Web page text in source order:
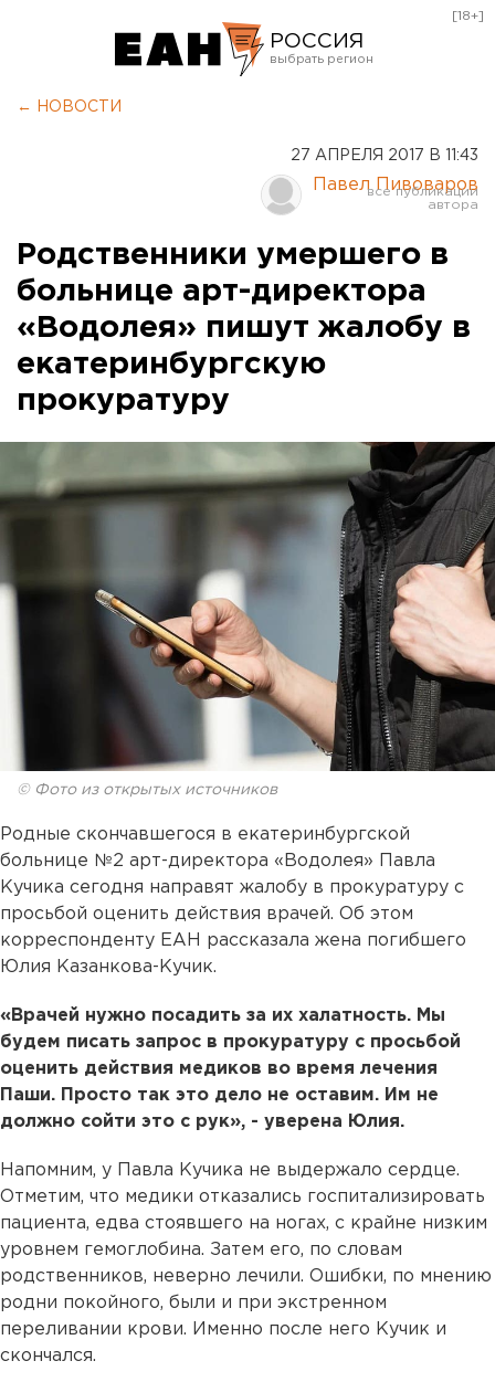
РОССИЯ
Курган
Оренбург
[18+]
← НОВОСТИ
27 АПРЕЛЯ 2017 В 11:43
Павел Пивоваров
Родственники умершего в
больнице арт-директора
«Водолея» пишут жалобу в
екатеринбургскую
прокуратуру
© Фото из открытых источников
Родные скончавшегося в екатеринбургской
больнице №2 арт-директора «Водолея» Павла
Кучика сегодня направят жалобу в прокуратуру с
просьбой оценить действия врачей. Об этом
корреспонденту ЕАН рассказала жена погибшего
Юлия Казанкова-Кучик.
«Врачей нужно посадить за их халатность. Мы
будем писать запрос в прокуратуру с просьбой
оценить действия медиков во время лечения
Паши. Просто так это дело не оставим. Им не
должно сойти это с рук», - уверена Юлия.
Напомним, у Павла Кучика не выдержало сердце.
Отметим, что медики отказались госпитализировать
пациента, едва стоявшего на ногах, с крайне низким
уровнем гемоглобина. Затем его, по словам
родственников, неверно лечили. Ошибки, по мнению
родни покойного, были и при экстренном
переливании крови. Именно после него Кучик и
скончался.